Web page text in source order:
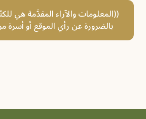
((المعلومات والآراء المقدَّمة هي
بالضرورة عن رأي الموقع أو أسرة